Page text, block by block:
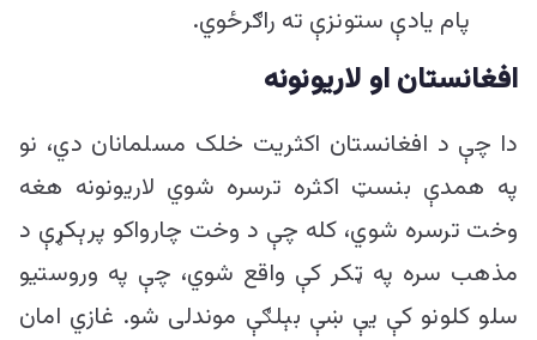
پام یادې ستونزې ته راګرځوي.
افغانستان او لاریونونه
دا چې د افغانستان اکثریت خلک مسلمانان دي، نو
په همدې بنسټ اکثره ترسره شوي لاریونونه هغه
وخت ترسره شوي، کله چې د وخت چارواکو پرېکړې د
مذهب سره په ټکر کې واقع شوي، چې په وروستیو
سلو کلونو کې یې ښې بېلګې موندلی شو. غازي امان